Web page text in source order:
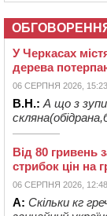
У Черкасах
дерева
06 СЕРПНЯ 2026, 15:23
В.Н.: А що з
Від 80 гривень
стрибок цін на
06 СЕРПНЯ 2026, 12:48
А: Скільки кг